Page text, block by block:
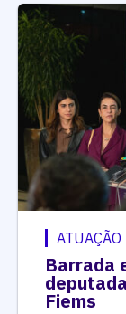
ATUAÇÃO
Barrada
Fiems